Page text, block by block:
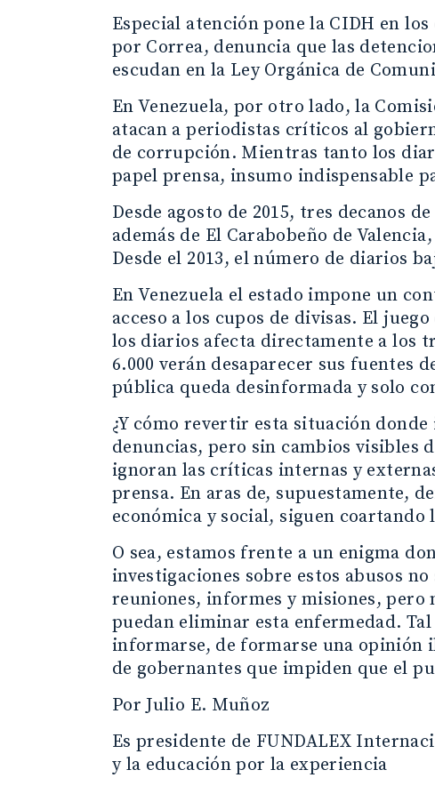
Especial atención pone la CIDH en
por Correa, denuncia que las
escudan en la Ley Orgánica de
En Venezuela, por otro lado, la
atacan a periodistas críticos al
de corrupción. Mientras tanto los
papel prensa, insumo indispensable
Desde agosto de 2015, tres decanos
además de El Carabobeño de
Desde el 2013, el número de diarios
En Venezuela el estado impone un
acceso a los cupos de divisas. El
los diarios afecta directamente a los
6.000 verán desaparecer sus fuentes
pública queda desinformada y solo
¿Y cómo revertir esta situación
denuncias, pero sin cambios visibles
ignoran las críticas internas y
prensa. En aras de, supuestamente,
económica y social, siguen
O sea, estamos frente a un enigma
investigaciones sobre estos abusos
reuniones, informes y misiones, pero
puedan eliminar esta enfermedad.
informarse, de formarse una
de gobernantes que impiden que el
Por Julio E. Muñoz
Es presidente de FUNDALEX
y la educación por la experiencia